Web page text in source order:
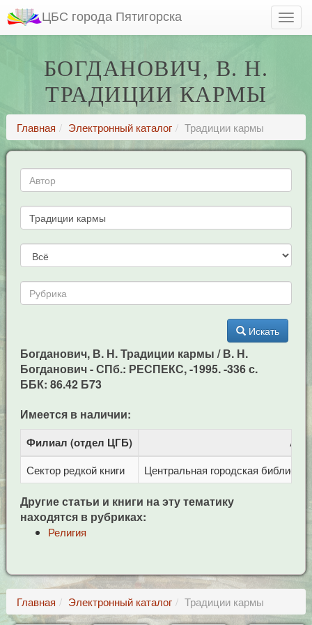
ЦБС города Пятигорска
БОГДАНОВИЧ, В. Н.
ТРАДИЦИИ КАРМЫ
Главная Электронный каталог Традиции кармы
Искать
Богданович, В. Н. Традиции кармы / В. Н.
Богданович - СПб.: РЕСПЕКС, -1995. -336 с.
ББК: 86.42 Б73
Имеется в наличии:
Филиал (отдел ЦГБ)
Сектор редкой книги Центральная городская
Другие статьи и книги на эту тематику
находятся в рубриках:
Религия
Главная Электронный каталог Традиции кармы